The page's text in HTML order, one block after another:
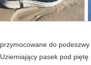
przymocowane do podeszwy
Uziemiający pasek pod